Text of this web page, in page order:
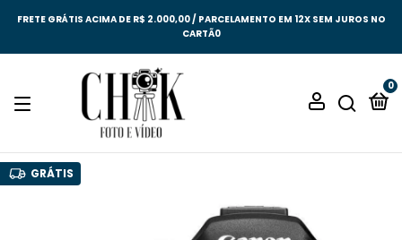
FRETE GRÁTIS ACIMA DE R$ 2.000,00 / PARCELAMENTO EM 12X SEM JUROS NO
CARTÃ0
0
GRÁTIS